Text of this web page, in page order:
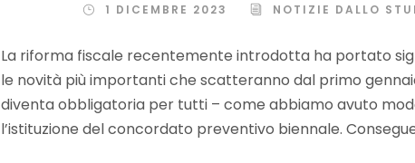
1 DICEMBRE 2023 NOTIZIE DALLO
La riforma fiscale recentemente introdotta ha portato
le novità più importanti che scatteranno dal primo
diventa obbligatoria per tutti – come abbiamo avuto
l’istituzione del concordato preventivo biennale.